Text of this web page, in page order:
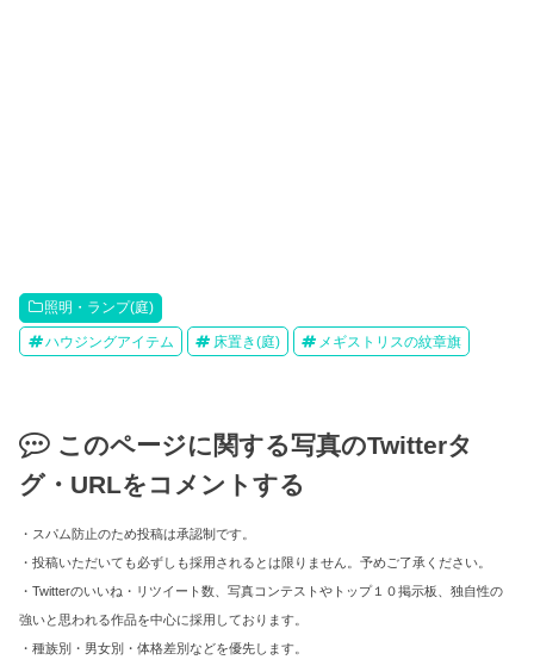
照明・ランプ(庭)
ハウジングアイテム 床置き(庭) メギストリスの紋章旗
このページに関する写真のTwitterタ
グ・URLをコメントする
・スパム防止のため投稿は承認制です。
・投稿いただいても必ずしも採用されるとは限りません。予めご了承ください。
・Twitterのいいね・リツイート数、写真コンテストやトップ１０掲示板、独自性の
強いと思われる作品を中心に採用しております。
・種族別・男女別・体格差別などを優先します。